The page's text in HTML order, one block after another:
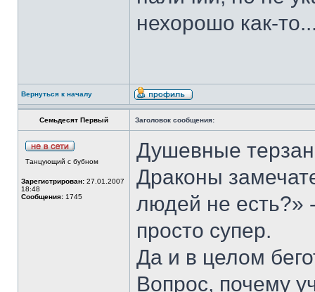
нехорошо как-
Вернуться к началу
Семьдесят Первый Заголовок сообщения:
Танцующий с бубном
Зарегистрирован: 27.01.2007
18:48
Сообщения: 1745
Душевные
Драконы
людей не есть?»
просто супер.
Да и в целом
Вопрос, почему